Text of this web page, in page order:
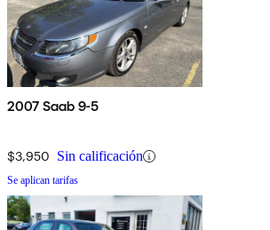
2007 Saab 9-5
$3,950 Sin calificación
Se aplican tarifas